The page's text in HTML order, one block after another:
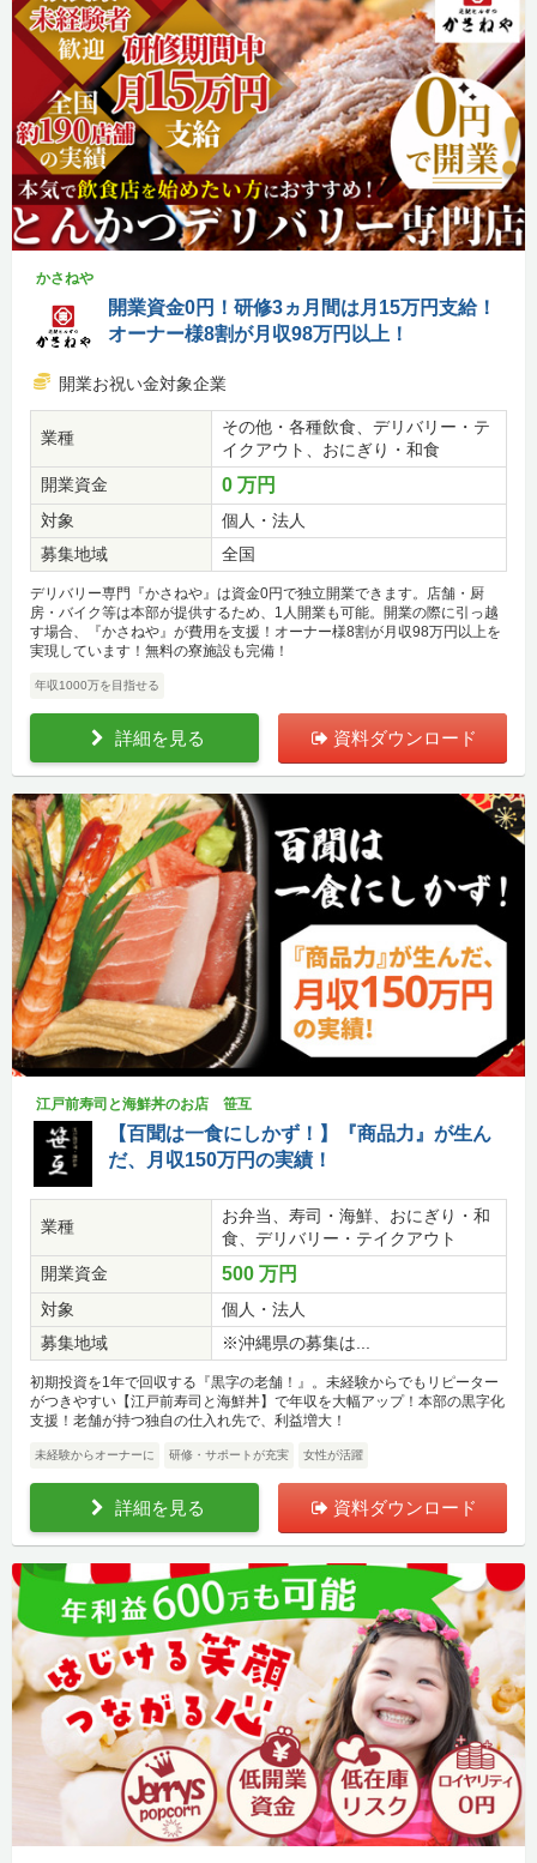
かさねや
開業資金0円！研修3ヵ月間は月15万円支給！
オーナー様8割が月収98万円以上！
開業お祝い金対象企業
業種
その他・各種飲食、デリバリー・テ
イクアウト、おにぎり・和食
開業資金
0 万円
対象
個人・法人
募集地域
全国
デリバリー専門『かさねや』は資金0円で独立開業できます。店舗・厨
房・バイク等は本部が提供するため、1人開業も可能。開業の際に引っ越
す場合、『かさねや』が費用を支援！オーナー様8割が月収98万円以上を
実現しています！無料の寮施設も完備！
年収1000万を目指せる
詳細を見る 資料ダウンロード
江戸前寿司と海鮮丼のお店 笹互
【百聞は一食にしかず！】『商品力』が生ん
だ、月収150万円の実績！
業種
お弁当、寿司・海鮮、おにぎり・和
食、デリバリー・テイクアウト
開業資金
500 万円
対象
個人・法人
募集地域
※沖縄県の募集は...
初期投資を1年で回収する『黒字の老舗！』。未経験からでもリピーター
がつきやすい【江戸前寿司と海鮮丼】で年収を大幅アップ！本部の黒字化
支援！老舗が持つ独自の仕入れ先で、利益増大！
未経験からオーナーに 研修・サポートが充実 女性が活躍
詳細を見る 資料ダウンロード